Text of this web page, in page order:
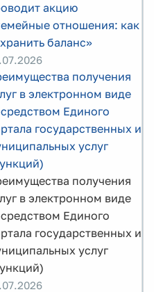
акцию
отношения: как
баланс»
получения
в электронном виде
Единого
государственных и
услуг
получения
в электронном виде
Единого
государственных и
услуг